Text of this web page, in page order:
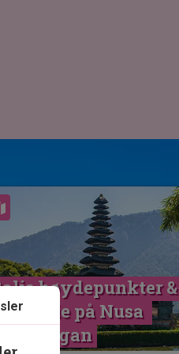
høydepunkter &
på Nusa
Lembongan